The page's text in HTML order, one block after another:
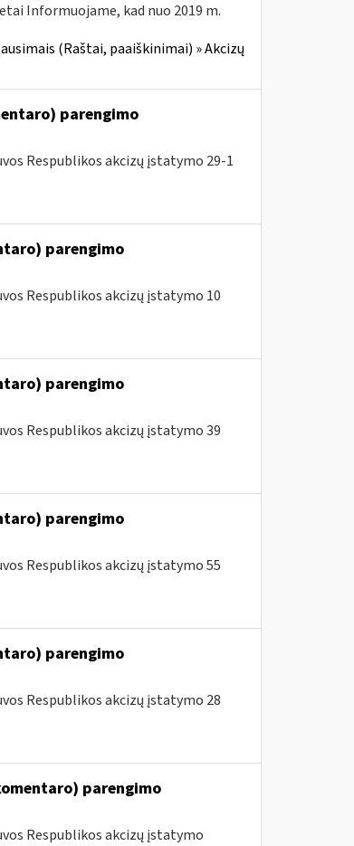
Informuojame, kad nuo 2019 m.
(Raštai, paaiškinimai) » Akcizų
parengimo
Respublikos akcizų įstatymo 29-1
parengimo
Respublikos akcizų įstatymo 10
parengimo
Respublikos akcizų įstatymo 39
parengimo
Respublikos akcizų įstatymo 55
parengimo
Respublikos akcizų įstatymo 28
parengimo
Respublikos akcizų įstatymo